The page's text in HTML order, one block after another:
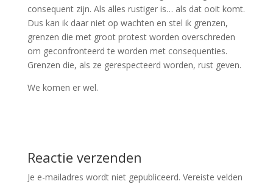
consequent zijn. Als alles rustiger is… als dat ooit komt.
Dus kan ik daar niet op wachten en stel ik grenzen,
grenzen die met groot protest worden overschreden
om geconfronteerd te worden met consequenties.
Grenzen die, als ze gerespecteerd worden, rust geven.
We komen er wel.
Reactie verzenden
Je e-mailadres wordt niet gepubliceerd. Vereiste velden